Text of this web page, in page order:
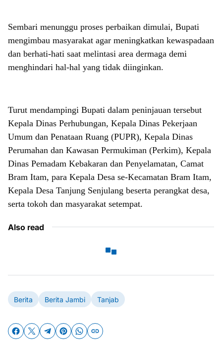
Sembari menunggu proses perbaikan dimulai, Bupati
mengimbau masyarakat agar meningkatkan kewaspadaan
dan berhati-hati saat melintasi area dermaga demi
menghindari hal-hal yang tidak diinginkan.
Turut mendampingi Bupati dalam peninjauan tersebut
Kepala Dinas Perhubungan, Kepala Dinas Pekerjaan
Umum dan Penataan Ruang (PUPR), Kepala Dinas
Perumahan dan Kawasan Permukiman (Perkim), Kepala
Dinas Pemadam Kebakaran dan Penyelamatan, Camat
Bram Itam, para Kepala Desa se-Kecamatan Bram Itam,
Kepala Desa Tanjung Senjulang beserta perangkat desa,
serta tokoh dan masyarakat setempat.
Also read
Berita Berita Jambi Tanjab